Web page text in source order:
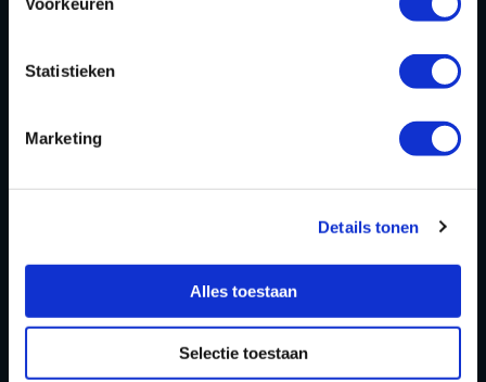
Statistieken
Marketing
Details tonen
Alles toestaan
Selectie toestaan
OVER
Blog
FAQ